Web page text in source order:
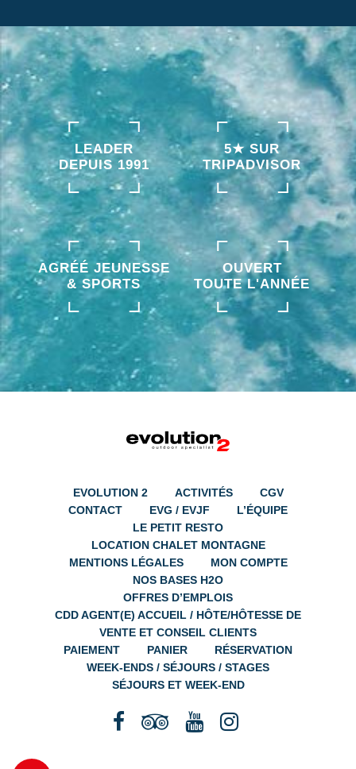
LEADER
DEPUIS 1991
5★ SUR
TRIPADVISOR
AGRÉÉ JEUNESSE
& SPORTS
OUVERT
TOUTE L'ANNÉE
EVOLUTION 2 ACTIVITÉS
CGV
CONTACT
EVG / EVJF
L’ÉQUIPE
LE PETIT RESTO
LOCATION CHALET MONTAGNE
MENTIONS LÉGALES
MON COMPTE
NOS BASES H2O
OFFRES D’EMPLOIS
CDD AGENT(E) ACCUEIL / HÔTE/HÔTESSE DE
VENTE ET CONSEIL CLIENTS
PAIEMENT
PANIER
RÉSERVATION
WEEK-ENDS / SÉJOURS / STAGES
SÉJOURS ET WEEK-END